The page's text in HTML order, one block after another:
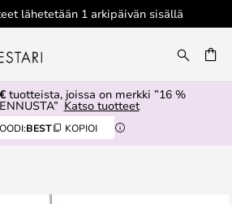
lähetetään 1 arkipäivän sisällä
tuotteista, joissa on merkki ”16 %
Katso tuotteet
BEST KOPIOI